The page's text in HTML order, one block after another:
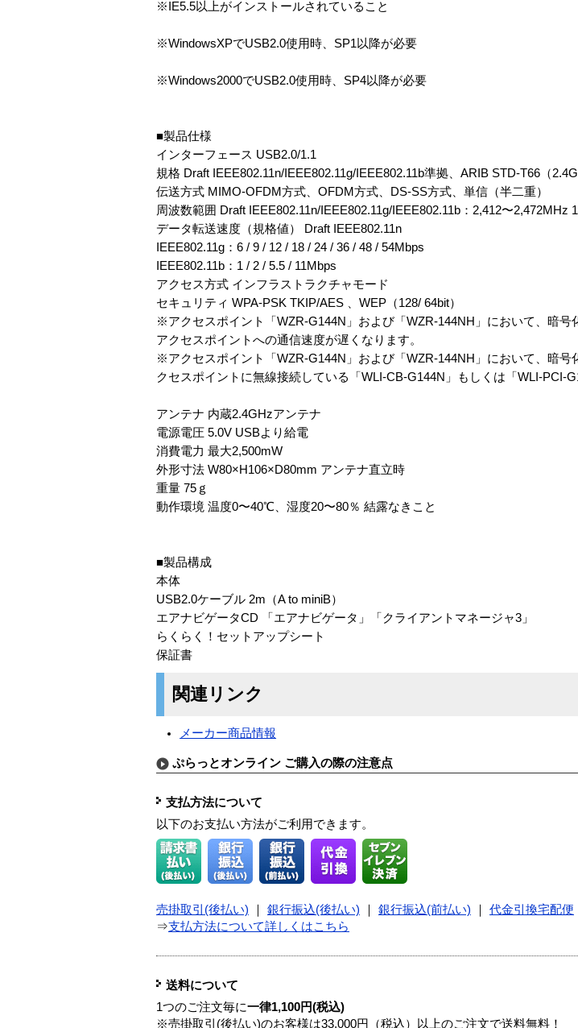
※IE5.5以上がインストールされていること
※WindowsXPでUSB2.0使用時、SP1以降が必要
※Windows2000でUSB2.0使用時、SP4以降が必要
■製品仕様
インターフェース USB2.0/1.1
規格 Draft IEEE802.11n/IEEE802.11g/IEEE802.11b準拠、ARIB STD-T66（
伝送方式 MIMO-OFDM方式、OFDM方式、DS-SS方式、単信（半二重）
周波数範囲 Draft IEEE802.11n/IEEE802.11g/IEEE802.11b：2,412〜2,472MHz
データ転送速度（規格値） Draft IEEE802.11n
IEEE802.11g：6 / 9 / 12 / 18 / 24 / 36 / 48 / 54Mbps
IEEE802.11b：1 / 2 / 5.5 / 11Mbps
アクセス方式 インフラストラクチャモード
セキュリティ WPA-PSK TKIP/AES 、WEP（128/ 64bit）
※アクセスポイント「WZR-G144N」および「WZR-144NH」において、暗号
アクセスポイントへの通信速度が遅くなります。
※アクセスポイント「WZR-G144N」および「WZR-144NH」において、暗
クセスポイントに無線接続している「WLI-CB-G144N」もしくは「WLI-PCI-
アンテナ 内蔵2.4GHzアンテナ
電源電圧 5.0V USBより給電
消費電力 最大2,500mW
外形寸法 W80×H106×D80mm アンテナ直立時
重量 75ｇ
動作環境 温度0〜40℃、湿度20〜80％ 結露なきこと
■製品構成
本体
USB2.0ケーブル 2m（A to miniB）
エアナビゲータCD 「エアナビゲータ」「クライアントマネージャ3」
らくらく！セットアップシート
保証書
関連リンク
メーカー商品情報
ぷらっとオンライン ご購入の際の注意点
支払方法について
以下のお支払い方法がご利用できます。
売掛取引(後払い) 銀行振込(後払い) 銀行振込(前払い) 代金引換宅配便
⇒支払方法について詳しくはこちら
送料について
1つのご注文毎に一律1,100円(税込)
※売掛取引(後払い)のお客様は33,000円（税込）以上のご注文で送料無料！